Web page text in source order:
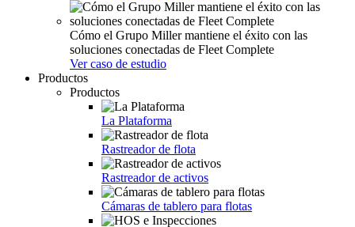
Cómo el Grupo Miller mantiene el éxito con las
soluciones conectadas de Fleet Complete
Ver caso de estudio
Productos
Productos
La Plataforma
Rastreador de flota
Rastreador de activos
Cámaras de tablero para flotas